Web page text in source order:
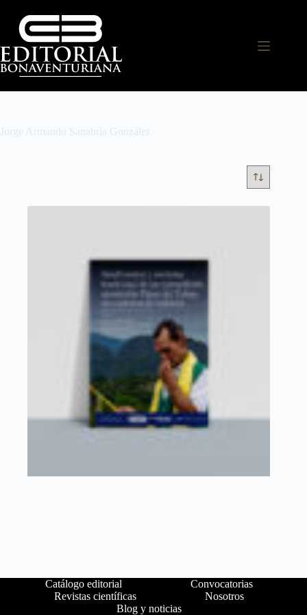
Jorge Armando Sanabria González
Catálogo editorial
Convocatorias
Revistas científicas
Nosotros
Blog y noticias